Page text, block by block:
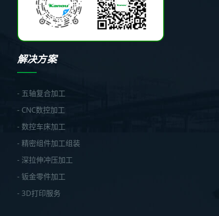
解决方案
- 五轴复合加工
- CNC数控加工
- 数控车床加工
- 精密组件加工组装
- 深拉伸冲压加工
- 钣金零件加工
- 3D打印服务